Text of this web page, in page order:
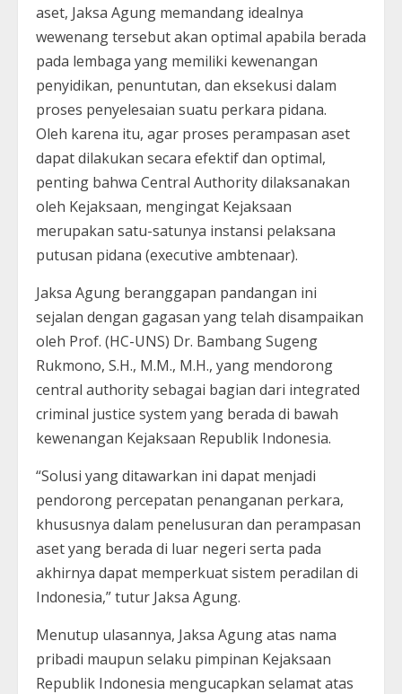
aset, Jaksa Agung memandang idealnya
wewenang tersebut akan optimal apabila berada
pada lembaga yang memiliki kewenangan
penyidikan, penuntutan, dan eksekusi dalam
proses penyelesaian suatu perkara pidana.
Oleh karena itu, agar proses perampasan aset
dapat dilakukan secara efektif dan optimal,
penting bahwa Central Authority dilaksanakan
oleh Kejaksaan, mengingat Kejaksaan
merupakan satu-satunya instansi pelaksana
putusan pidana (executive ambtenaar).
Jaksa Agung beranggapan pandangan ini
sejalan dengan gagasan yang telah disampaikan
oleh Prof. (HC-UNS) Dr. Bambang Sugeng
Rukmono, S.H., M.M., M.H., yang mendorong
central authority sebagai bagian dari integrated
criminal justice system yang berada di bawah
kewenangan Kejaksaan Republik Indonesia.
“Solusi yang ditawarkan ini dapat menjadi
pendorong percepatan penanganan perkara,
khususnya dalam penelusuran dan perampasan
aset yang berada di luar negeri serta pada
akhirnya dapat memperkuat sistem peradilan di
Indonesia,” tutur Jaksa Agung.
Menutup ulasannya, Jaksa Agung atas nama
pribadi maupun selaku pimpinan Kejaksaan
Republik Indonesia mengucapkan selamat atas